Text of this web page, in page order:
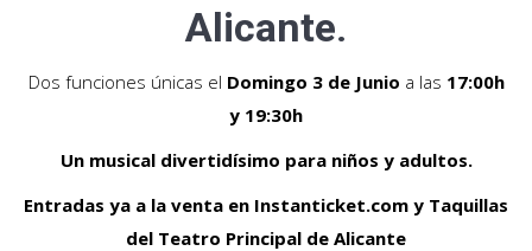
Alicante.
Dos funciones únicas el Domingo 3 de Junio a las 17:00h
y 19:30h
Un musical divertidísimo para niños y adultos.
Entradas ya a la venta en Instanticket.com y Taquillas
del Teatro Principal de Alicante